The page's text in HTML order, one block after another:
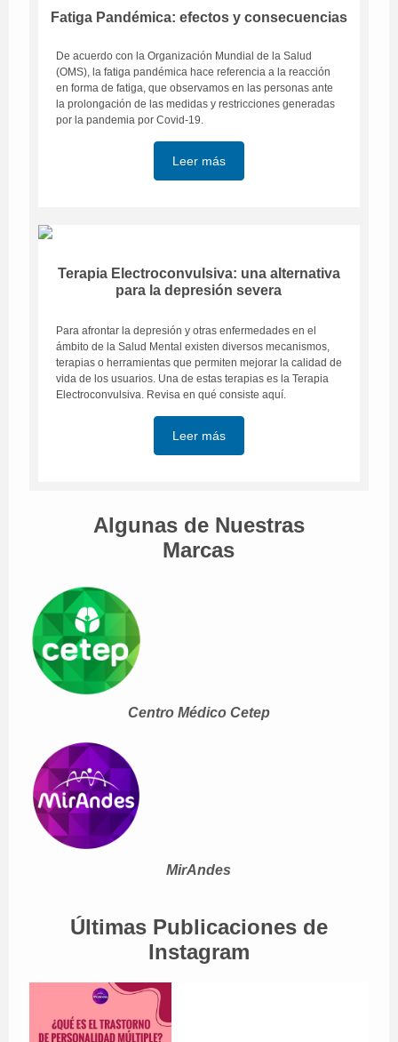
Fatiga Pandémica: efectos y consecuencias
De acuerdo con la Organización Mundial de la Salud
(OMS), la fatiga pandémica hace referencia a la reacción
en forma de fatiga, que observamos en las personas ante
la prolongación de las medidas y restricciones generadas
por la pandemia por Covid-19.
Leer más
Terapia Electroconvulsiva: una alternativa
para la depresión severa
Para afrontar la depresión y otras enfermedades en el
ámbito de la Salud Mental existen diversos mecanismos,
terapias o herramientas que permiten mejorar la calidad de
vida de los usuarios. Una de estas terapias es la Terapia
Electroconvulsiva. Revisa en qué consiste aquí.
Leer más
Algunas de Nuestras
Marcas
Centro Médico Cetep
MirAndes
Últimas Publicaciones de
Instagram